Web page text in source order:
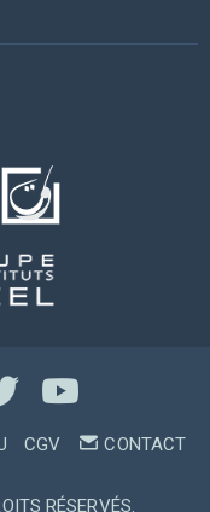
CGV CONTACT
RÉSERVÉS.